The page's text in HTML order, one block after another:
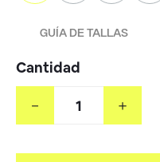
GUÍA DE TALLAS
Cantidad
＋
－